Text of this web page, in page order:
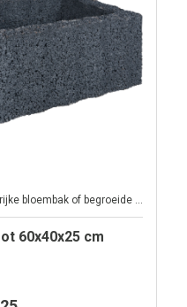
60x40x25 cm